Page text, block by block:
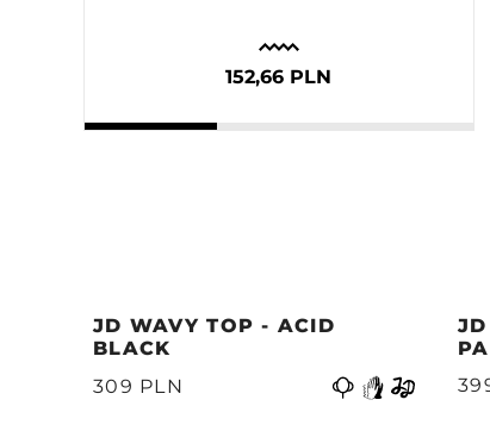
152,66 PLN
JD WAVY TOP - ACID
BLACK
309 PLN
Precedente